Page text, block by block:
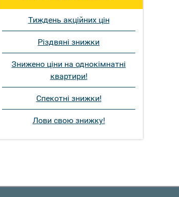
Тиждень акційних цін
Різдвяні знижки
Знижено ціни на однокімнатні
квартири!
Спекотні знижки!
Лови свою знижку!